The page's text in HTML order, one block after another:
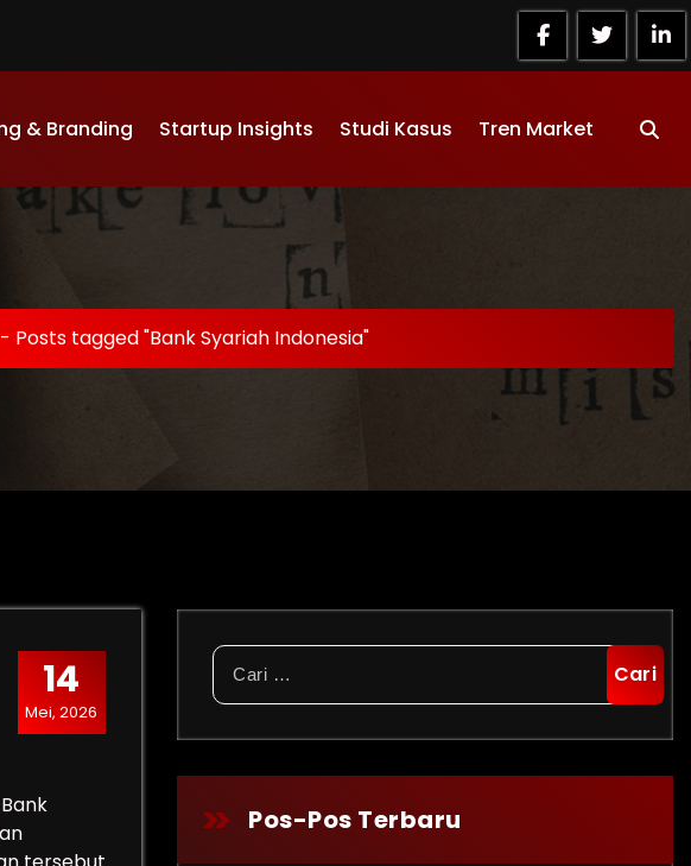
& Branding Startup Insights Studi Kasus Tren Market
- Posts tagged "Bank Syariah Indonesia"
14
Mei, 2026
Cari
untuk:
Pos-Pos Terbaru